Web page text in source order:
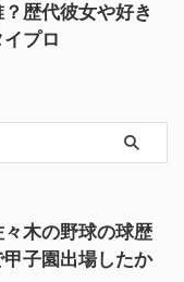
歴代彼女や好き
プロ
々木の野球の球歴
子園出場したか